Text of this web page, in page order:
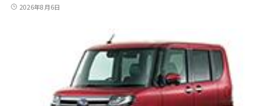
2026年8月6日